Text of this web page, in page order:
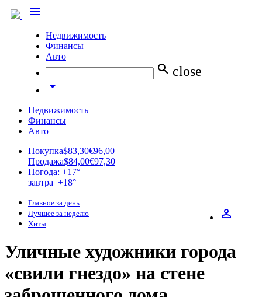
menu
Недвижимость
Финансы
Авто
search close
arrow_drop_down
Недвижимость
Финансы
Авто
Покупка$83,30€96,00
Продажа$84,00€97,30
Погода: +17°
завтра +18°
perm_identity
Главное за день
Лучшее за неделю
Хиты
Уличные художники города
«свили гнездо» на стене